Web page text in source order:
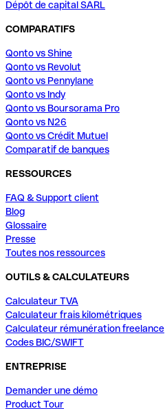
Dépôt de capital SARL
COMPARATIFS
Qonto vs Shine
Qonto vs Revolut
Qonto vs Pennylane
Qonto vs Indy
Qonto vs Boursorama Pro
Qonto vs N26
Qonto vs Crédit Mutuel
Comparatif de banques
RESSOURCES
FAQ & Support client
Blog
Glossaire
Presse
Toutes nos ressources
OUTILS & CALCULATEURS
Calculateur TVA
Calculateur frais kilométriques
Calculateur rémunération freelance
Codes BIC/SWIFT
ENTREPRISE
Demander une démo
Product Tour